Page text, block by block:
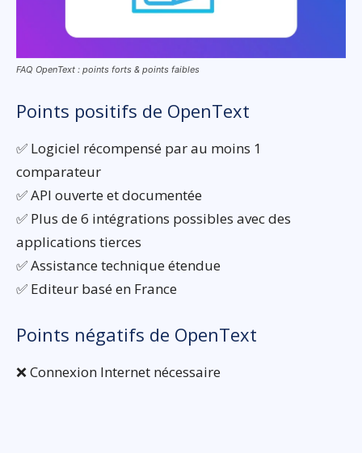
FAQ OpenText : points forts & points faibles
Points positifs de OpenText
✅ Logiciel récompensé par au moins 1
comparateur
✅ API ouverte et documentée
✅ Plus de 6 intégrations possibles avec des
applications tierces
✅ Assistance technique étendue
✅ Editeur basé en France
Points négatifs de OpenText
❌ Connexion Internet nécessaire